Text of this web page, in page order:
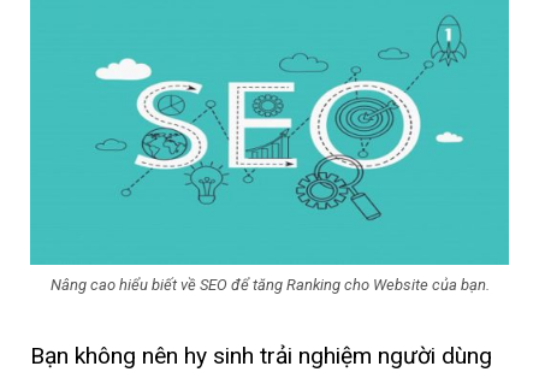
Nâng cao hiểu biết về SEO để tăng Ranking cho Website của bạn.
Bạn không nên hy sinh trải nghiệm người dùng